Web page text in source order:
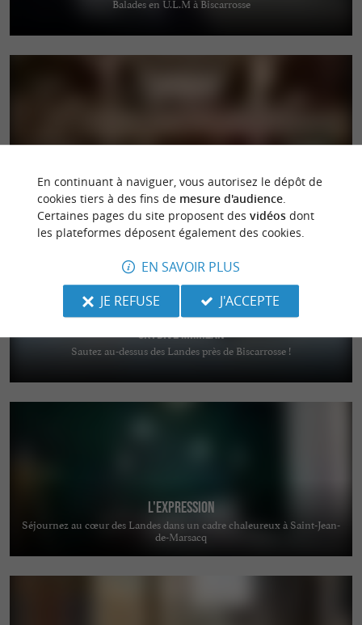
Café restaurant boutique à Soustons Plage
Skydive Mimizan
Sautez au-dessus des Landes près de Biscarrosse !
L'Expression
Séjournez au cœur des Landes dans un cadre chaleureux à Saint-Jean-
de-Marsacq
En continuant à naviguer, vous autorisez le dépôt de
cookies tiers à des fins de mesure d'audience.
Certaines pages du site proposent des vidéosdont
les plateformes déposent également des cookies.
EN SAVOIR PLUS
JE REFUSE
J'ACCEPTE